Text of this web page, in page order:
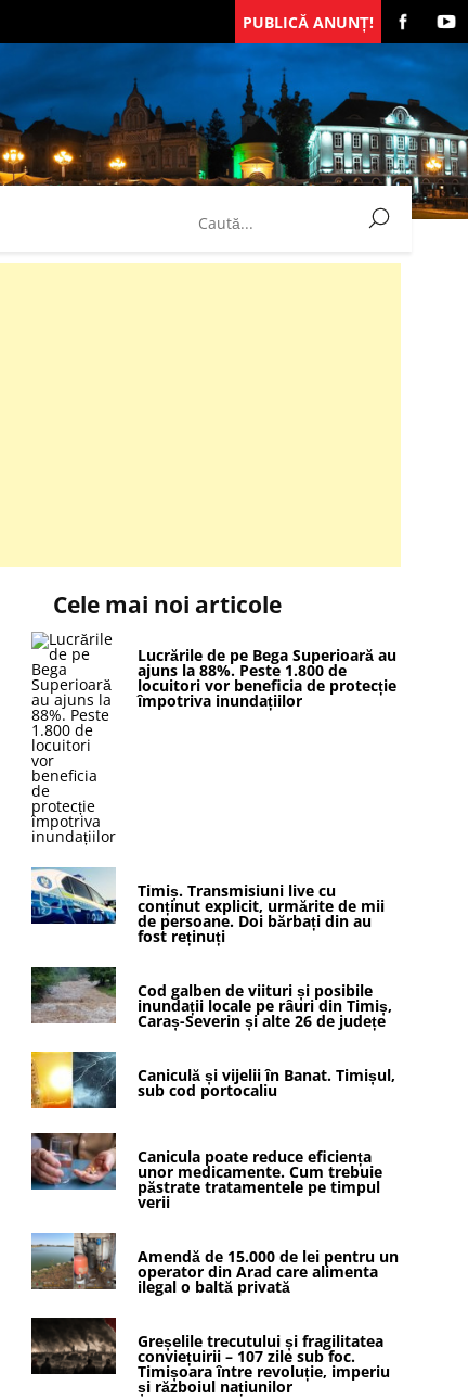
PUBLICĂ ANUNȚ!
Cele mai noi articole
Lucrările de pe Bega Superioară au
ajuns la 88%. Peste 1.800 de
locuitori vor beneficia de protecție
împotriva inundațiilor
Timiș. Transmisiuni live cu
conținut explicit, urmărite de mii
de persoane. Doi bărbați din au
fost reținuți
Cod galben de viituri și posibile
inundații locale pe râuri din Timiș,
Caraș-Severin și alte 26 de județe
Caniculă și vijelii în Banat. Timișul,
sub cod portocaliu
Canicula poate reduce eficiența
unor medicamente. Cum trebuie
păstrate tratamentele pe timpul
verii
Amendă de 15.000 de lei pentru un
operator din Arad care alimenta
ilegal o baltă privată
Greșelile trecutului și fragilitatea
conviețuirii – 107 zile sub foc.
Timișoara între revoluție, imperiu
și războiul națiunilor